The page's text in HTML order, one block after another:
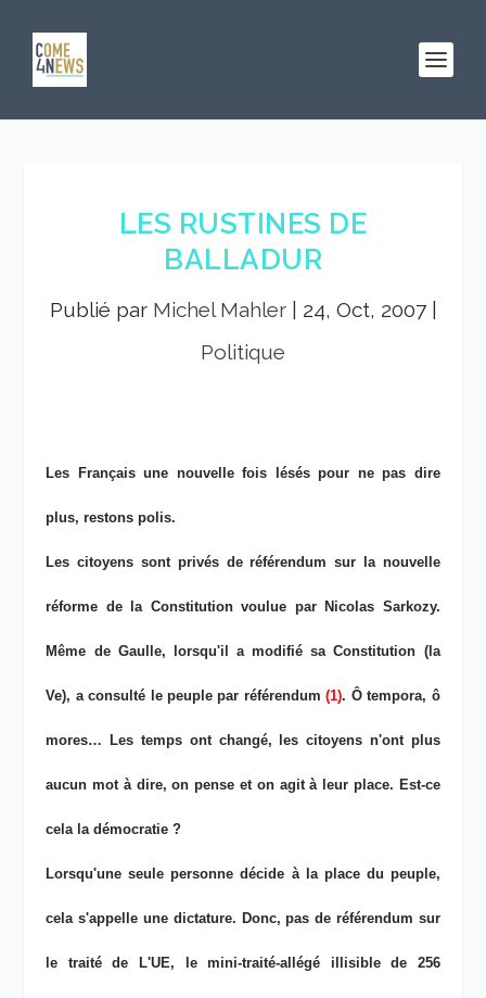
LES RUSTINES DE
BALLADUR
Publié par Michel Mahler| 24, Oct, 2007|
Politique
Les Français une nouvelle fois lésés pour ne pas dire
plus, restons polis.
Les citoyens sont privés de référendum sur la nouvelle
réforme de la Constitution voulue par Nicolas Sarkozy.
Même de Gaulle, lorsqu'il a modifié sa Constitution (la
Ve), a consulté le peuple par référendum (1). Ô tempora, ô
mores… Les temps ont changé, les citoyens n'ont plus
aucun mot à dire, on pense et on agit à leur place. Est-ce
cela la démocratie ?
Lorsqu'une seule personne décide à la place du peuple,
cela s'appelle une dictature. Donc, pas de référendum sur
le traité de L'UE, le mini-traité-allégé illisible de 256